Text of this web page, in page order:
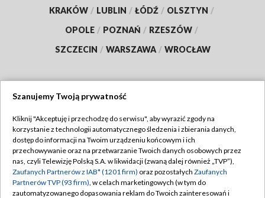
KRAKÓW / LUBLIN / ŁÓDŹ / OLSZTYN /
OPOLE / POZNAŃ / RZESZÓW /
SZCZECIN / WARSZAWA / WROCŁAW
TVP
Abonament TVP
Emisja w TVP
Centrum informacji TVP
Regulamin TVP
Polityka prywatności
Moje zgody
Szanujemy Twoją prywatność
Kliknij "Akceptuję i przechodzę do serwisu", aby wyrazić zgody na
korzystanie z technologii automatycznego śledzenia i zbierania danych,
dostęp do informacji na Twoim urządzeniu końcowym i ich
przechowywanie oraz na przetwarzanie Twoich danych osobowych przez
nas, czyli Telewizję Polską S.A. w likwidacji (zwaną dalej również „TVP”),
Zaufanych Partnerów z IAB* (1201 firm) oraz pozostałych Zaufanych
Partnerów TVP (93 firm), w celach marketingowych (w tym do
zautomatyzowanego dopasowania reklam do Twoich zainteresowań i